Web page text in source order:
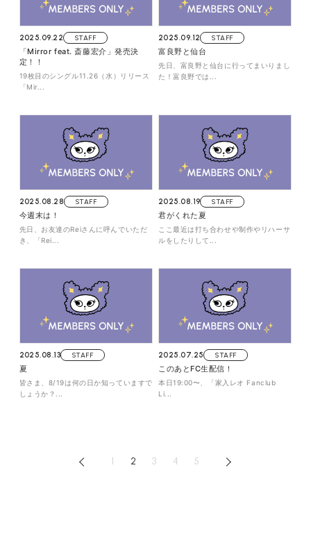
2025.09.22 STAFF
「Mirror feat. 斎藤宏介」発売決
定！！
19枚目のシングル11.26（水）リリース
「Mir...
2025.09.12 STAFF
富良野と仙台
先日、富良野と仙台に行ってまいりまし
た！富良野では...
2025.08.28 STAFF
今週末は！
先日、お友達のReiさんに呼んでいただ
き、「Rei...
2025.08.19 STAFF
君がくれた夏
ここ最近は打ち合わせや制作やリハーサ
ルをしたりして...
2025.08.13 STAFF
夏
皆さま、8/19は何の日か知っていますで
しょうか？...
2025.07.25 STAFF
このあとFC生配信！
本日19:00〜、「家入レオ Fanclub
Li...
1 2 3 4 5